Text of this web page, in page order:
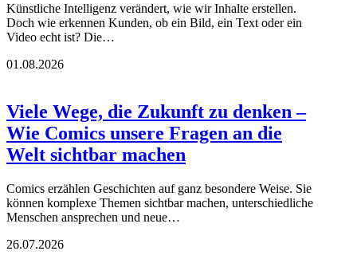
Künstliche Intelligenz verändert, wie wir Inhalte erstellen.
Doch wie erkennen Kunden, ob ein Bild, ein Text oder ein
Video echt ist? Die…
01.08.2026
Viele Wege, die Zukunft zu denken –
Wie Comics unsere Fragen an die
Welt sichtbar machen
Comics erzählen Geschichten auf ganz besondere Weise. Sie
können komplexe Themen sichtbar machen, unterschiedliche
Menschen ansprechen und neue…
26.07.2026